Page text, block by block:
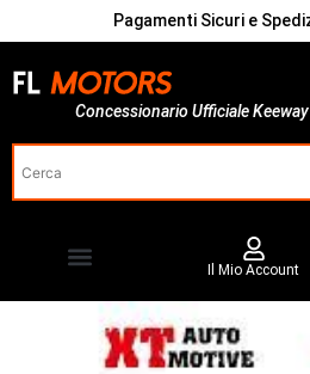
Pagamenti Sicuri e
Concessionario Ufficiale
Il Mio Account